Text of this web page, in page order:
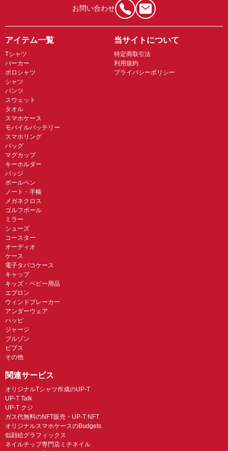
お問い合わせ
アイテム一覧
Tシャツ
パーカー
ポロシャツ
シャツ
パンツ
スウェット
タオル
スマホケース
モバイルバッテリー
スマホリング
バッグ
マグカップ
キーホルダー
バッジ
ボールペン
ノート・手帳
メガネクロス
ゴルフボール
ミラー
シューズ
コースター
オーディオ
ケース
電子タバコケース
キャップ
キッズ・ベビー用品
エプロン
ウィンドブレーカー
アンダーウェア
ハッピ
ジャージ
ブルゾン
ビブス
その他
当サイトについて
特定商取引法
利用規約
プライバシーポリシー
関連サービス
オリジナルTシャツ作成のUP-T
UP-T Talk
UP-T クジ
ガス代無料のNFT販売・UP-T NFT
オリジナルスマホケースのBudgets
似顔絵グラフィックス
ネイルチップ専門店ミチネイル